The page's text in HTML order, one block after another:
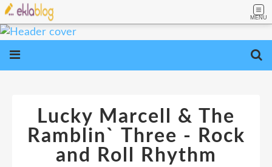
MENU
Lucky Marcell & The
Ramblin` Three - Rock
and Roll Rhythm